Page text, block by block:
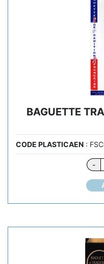
BAGUETTE
CODE PLASTICAEN :
-